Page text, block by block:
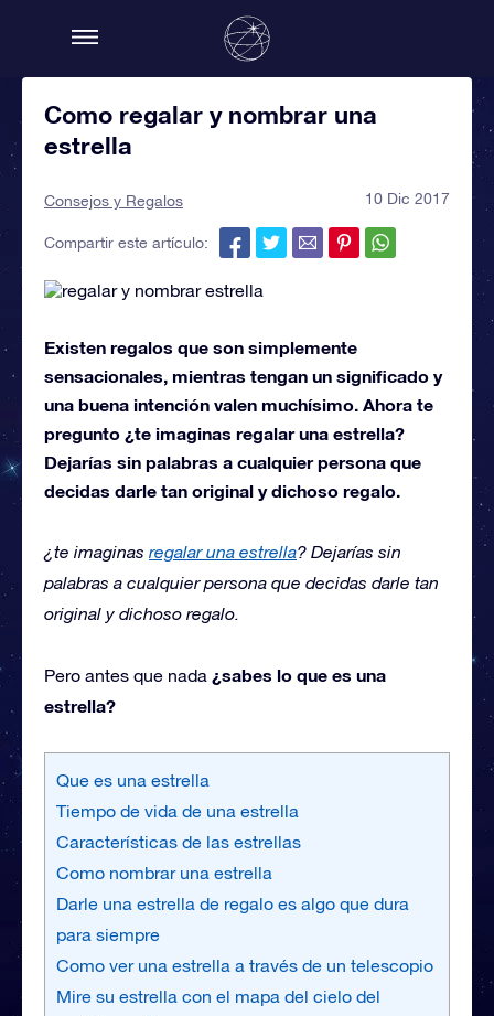
Como regalar y nombrar una
estrella
Consejos y Regalos 10 Dic 2017
Compartir este artículo:
Existen regalos que son simplemente
sensacionales, mientras tengan un significado y
una buena intención valen muchísimo. Ahora te
pregunto ¿te imaginas regalar una estrella?
Dejarías sin palabras a cualquier persona que
decidas darle tan original y dichoso regalo.
¿te imaginas regalar una estrella? Dejarías sin
palabras a cualquier persona que decidas darle tan
original y dichoso regalo.
Pero antes que nada ¿sabes lo que es una
estrella?
Que es una estrella
Tiempo de vida de una estrella
Características de las estrellas
Como nombrar una estrella
Darle una estrella de regalo es algo que dura
para siempre
Como ver una estrella a través de un telescopio
Mire su estrella con el mapa del cielo del